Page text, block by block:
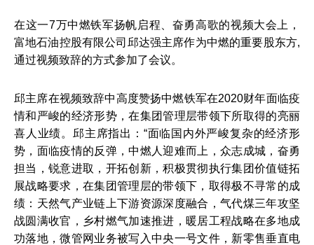
联系我们
在这一7万中燃铁军扬帆启程、奋勇高歌的视频大会上，
富地石油控股有限公司邱达强主席作为中燃的重要股东方,
通过视频致辞的方式参加了会议。
邱主席在视频致辞中高度赞扬中燃铁军在2020财年面临疫
情和严峻的经济形势，在集团管理层带领下所取得的亮丽
喜人业绩。邱主席指出：“面临国内外严峻复杂的经济形
势，面临疫情的反弹，中燃人迎难而上，众志成城，奋勇
担当，锐意进取，开拓创新，积极贯彻执行集团价值链拓
展战略要求，在集团管理层的带领下，取得极不寻常的成
绩：天然气产业链上下游资源深度融合，气代煤三年攻坚
战圆满收官，乡村燃气加速推进，暖居工程战略在多地成
功落地，微管网业务被写入中央一号文件，新零售垂直电